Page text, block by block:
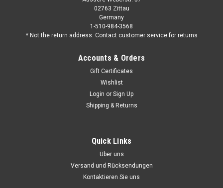
02763 Zittau
Germany
1-510-984-3568
* Not the return address. Contact customer service for returns
Accounts & Orders
Gift Certificates
Wishlist
Login or Sign Up
Shipping & Returns
Quick Links
Über uns
Versand und Rücksendungen
Kontaktieren Sie uns